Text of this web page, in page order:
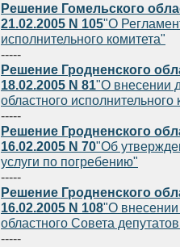
Решение Гомельского
21.02.2005 N 105"О
исполнительного комитета"
-----
Решение Гродненского
18.02.2005 N 81"О внесении
областного
-----
Решение Гродненского
16.02.2005 N 70"Об
услуги по погребению"
-----
Решение Гродненского
16.02.2005 N 108"О
областного Совета
-----